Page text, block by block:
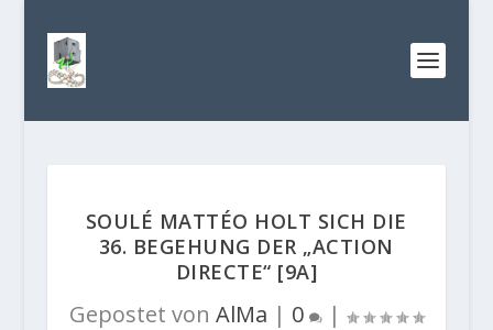
SOULÉ MATTÉO HOLT SICH DIE
36. BEGEHUNG DER „ACTION
DIRECTE“ [9A]
Gepostet von AlMa | 0 |